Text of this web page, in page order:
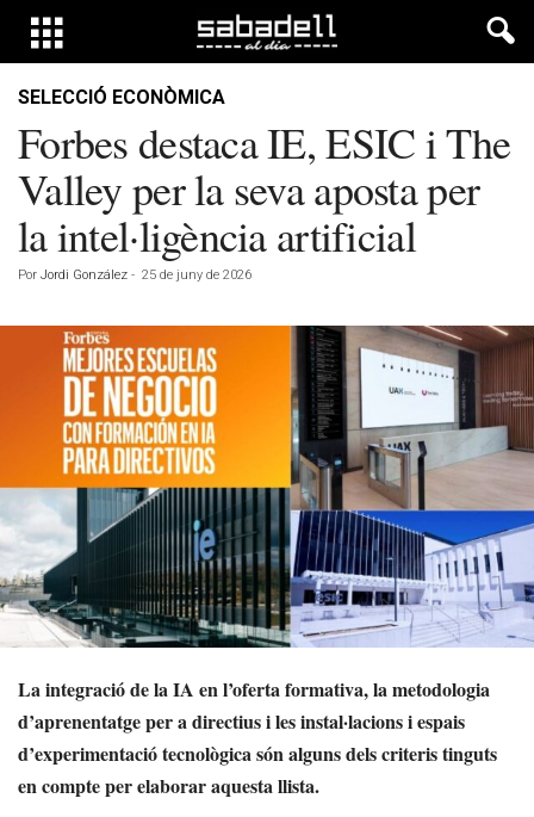
SELECCIÓ ECONÒMICA
Forbes destaca IE, ESIC i The
Valley per la seva aposta per
la intel·ligència artificial
Por Jordi González - 25 de juny de 2026
La integració de la IA en l’oferta formativa, la metodologia
d’aprenentatge per a directius i les instal·lacions i espais
d’experimentació tecnològica són alguns dels criteris tinguts
en compte per elaborar aquesta llista.